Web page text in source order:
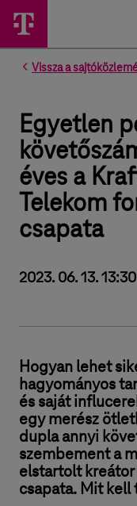
Vissza a
Egyetlen
éves a
Telekom
csapata
2023. 06. 13. 13:30
Hogyan lehet
hagyományos
és saját
egy merész
dupla annyi
szembement a
elstartolt kreátor
csapata. Mit